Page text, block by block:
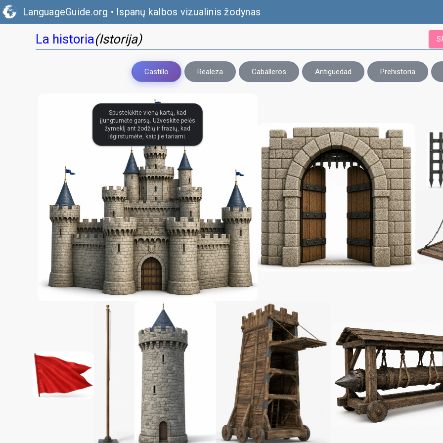
LanguageGuide.org • Ispanų kalbos vizualinis žodynas
La historia(Istorija)
Castillo Realeza Caballeros Antigüedad Prehistoria
Spustelėkite vieną kartą, kad
įjungtumėte garsą. Užveskite pelės
žymeklį ant žodžių ir frazių, kad
išgirstumėte, kaip jie tariami.